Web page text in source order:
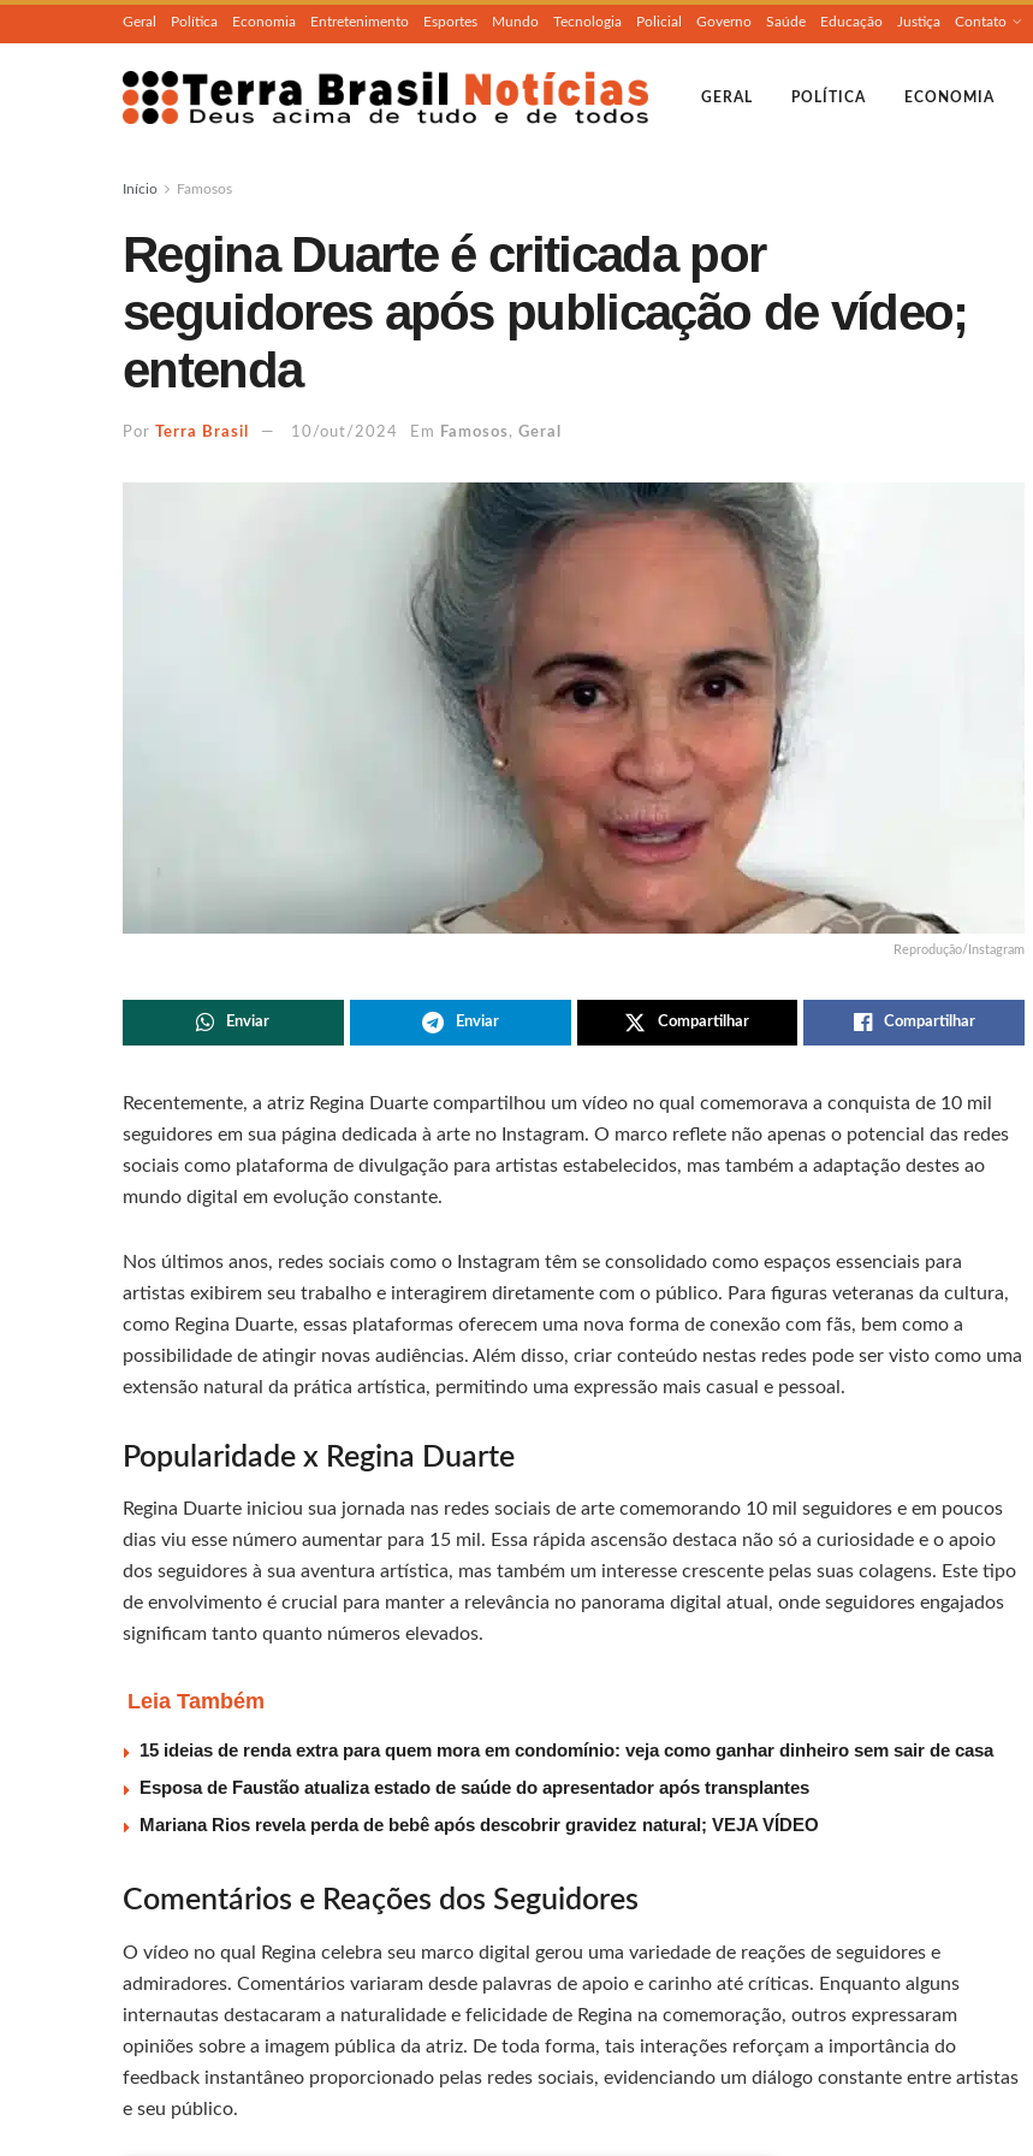
Geral Política Economia Entretenimento Esportes Mundo Tecnologia Policial Governo Saúde Educação Justiça Contato
GERAL POLÍTICA ECONOMIA
Início Famosos
Regina Duarte é criticada por
seguidores após publicação de vídeo;
entenda
Por Terra Brasil 10/out/2024 Em Famosos , Geral
Reprodução/Instagram
Enviar Enviar Compartilhar Compartilhar
Recentemente, a atriz Regina Duarte compartilhou um vídeo no qual comemorava a conquista de 10 mil
seguidores em sua página dedicada à arte no Instagram. O marco reflete não apenas o potencial das redes
sociais como plataforma de divulgação para artistas estabelecidos, mas também a adaptação destes ao
mundo digital em evolução constante.
Nos últimos anos, redes sociais como o Instagram têm se consolidado como espaços essenciais para
artistas exibirem seu trabalho e interagirem diretamente com o público. Para figuras veteranas da cultura,
como Regina Duarte, essas plataformas oferecem uma nova forma de conexão com fãs, bem como a
possibilidade de atingir novas audiências. Além disso, criar conteúdo nestas redes pode ser visto como uma
extensão natural da prática artística, permitindo uma expressão mais casual e pessoal.
Popularidade x Regina Duarte
Regina Duarte iniciou sua jornada nas redes sociais de arte comemorando 10 mil seguidores e em poucos
dias viu esse número aumentar para 15 mil. Essa rápida ascensão destaca não só a curiosidade e o apoio
dos seguidores à sua aventura artística, mas também um interesse crescente pelas suas colagens. Este tipo
de envolvimento é crucial para manter a relevância no panorama digital atual, onde seguidores engajados
significam tanto quanto números elevados.
Leia Também
15 ideias de renda extra para quem mora em condomínio: veja como ganhar dinheiro sem sair de casa
Esposa de Faustão atualiza estado de saúde do apresentador após transplantes
Mariana Rios revela perda de bebê após descobrir gravidez natural; VEJA VÍDEO
Comentários e Reações dos Seguidores
O vídeo no qual Regina celebra seu marco digital gerou uma variedade de reações de seguidores e
admiradores. Comentários variaram desde palavras de apoio e carinho até críticas. Enquanto alguns
internautas destacaram a naturalidade e felicidade de Regina na comemoração, outros expressaram
opiniões sobre a imagem pública da atriz. De toda forma, tais interações reforçam a importância do
feedback instantâneo proporcionado pelas redes sociais, evidenciando um diálogo constante entre artistas
e seu público.